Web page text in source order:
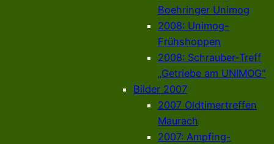
Boehringer Unimog
2008: Unimog-
Frühshoppen
2008: Schrauber-Treff
„Getriebe am UNIMOG“
Bilder 2007
2007 Oldtimertreffen
Maurach
2007: Ampfing-